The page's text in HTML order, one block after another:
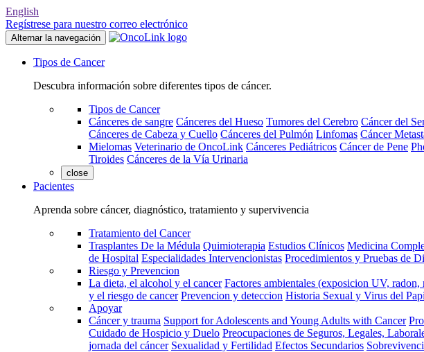
English
Regístrese para nuestro correo electrónico
Alternar la navegación
Tipos de Cancer
Descubra información sobre diferentes tipos de cáncer.
Tipos de Cancer
Cánceres de sangre Cánceres del Hueso Tumores del Cerebro Cáncer del
Cánceres de Cabeza y Cuello Cánceres del Pulmón Linfomas Cáncer
Mielomas Veterinario de OncoLink Cánceres Pediátricos Cáncer de Pene
Tiroides Cánceres de la Vía Urinaria
close
Pacientes
Aprenda sobre cáncer, diagnóstico, tratamiento y supervivencia
Tratamiento del Cancer
Trasplantes De la Médula Quimioterapia Estudios Clínicos Medicina
de Hospital Especialidades Intervencionistas Procedimientos y Pruebas de
Riesgo y Prevencion
La dieta, el alcohol y el cancer Factores ambientales (exposicion UV, radon,
y el riesgo de cancer Prevencion y deteccion Historia Sexual y Virus del
Apoyar
Cáncer y trauma Support for Adolescents and Young Adults with Cancer
Cuidado de Hospicio y Duelo Preocupaciones de Seguros, Legales,
jornada del cáncer Sexualidad y Fertilidad Efectos Secundarios